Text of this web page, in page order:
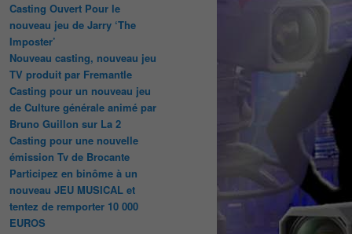
Casting Ouvert Pour le
nouveau jeu de Jarry ‘The
Imposter’
Nouveau casting, nouveau jeu
TV produit par Fremantle
Casting pour un nouveau jeu
de Culture générale animé par
Bruno Guillon sur La 2
Casting pour une nouvelle
émission Tv de Brocante
Participez en binôme à un
nouveau JEU MUSICAL et
tentez de remporter 10 000
EUROS